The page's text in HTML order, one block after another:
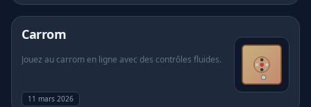
Carrom
Jouez au carrom en ligne avec des contrôles fluides.
11 mars 2026